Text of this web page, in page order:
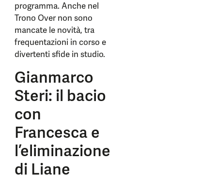
programma. Anche nel
Trono Over non sono
mancate le novità, tra
frequentazioni in corso e
divertenti sfide in studio.
Gianmarco
Steri: il bacio
con
Francesca e
l’eliminazione
di Liane